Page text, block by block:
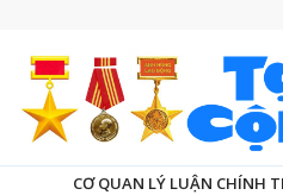
CƠ QUAN LÝ LUẬN CHÍNH